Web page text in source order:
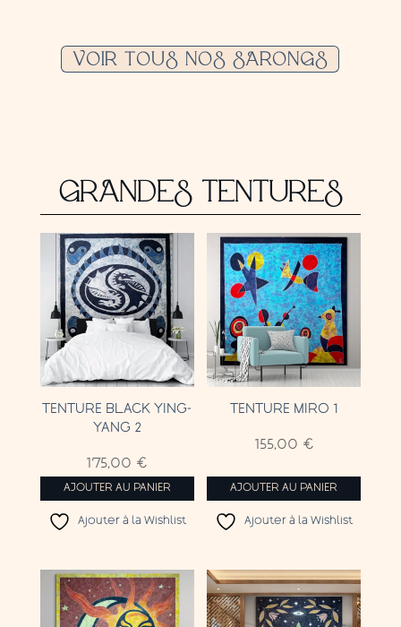
VOIR TOUS NOS SARONGS
GRANDES TENTURES
TENTURE BLACK YING-
YANG 2
175,00 €
AJOUTER AU PANIER
Ajouter à la Wishlist
TENTURE MIRO 1
155,00 €
AJOUTER AU PANIER
Ajouter à la Wishlist